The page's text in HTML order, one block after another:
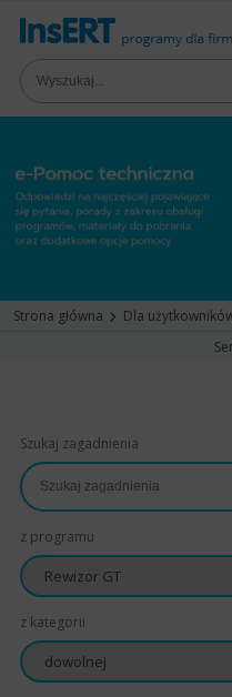
Strona główna Dla
Szukaj zagadnienia
z programu
z kategorii